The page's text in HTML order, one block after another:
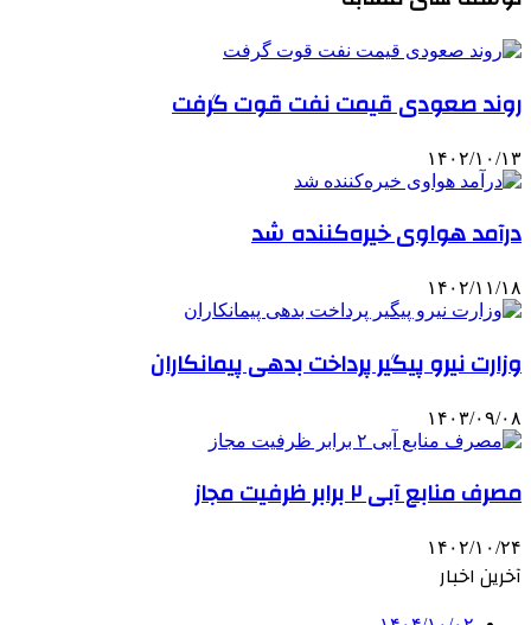
روند صعودی قیمت نفت قوت گرفت
۱۴۰۲/۱۰/۱۳
درآمد هواوی خیره‌کننده شد
۱۴۰۲/۱۱/۱۸
وزارت نیرو پیگیر پرداخت بدهی پیمانکاران
۱۴۰۳/۰۹/۰۸
مصرف منابع آبی ۲ برابر ظرفیت مجاز
۱۴۰۲/۱۰/۲۴
آخرین اخبار